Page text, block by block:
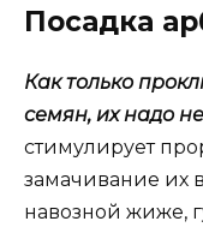
Посадка
Как только
семян, их надо
стимулирует
замачивание их
навозной жиже,